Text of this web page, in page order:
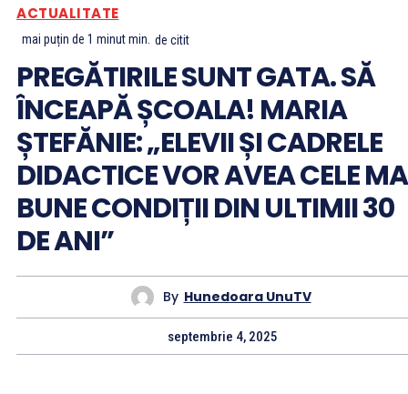
ACTUALITATE
mai puțin de 1 minutmin. de citit
PREGĂTIRILE SUNT GATA. SĂ
ÎNCEAPĂ ȘCOALA! MARIA
ȘTEFĂNIE: „ELEVII ȘI CADRELE
DIDACTICE VOR AVEA CELE
BUNE CONDIȚII DIN ULTIMII 30
DE ANI”
By Hunedoara UnuTV
septembrie 4, 2025